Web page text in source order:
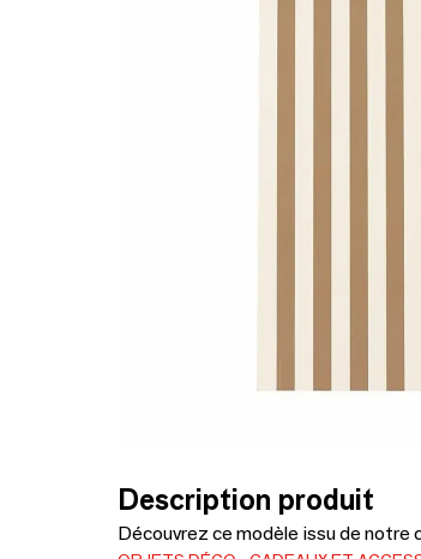
Description produit
Découvrez ce modèle issu de